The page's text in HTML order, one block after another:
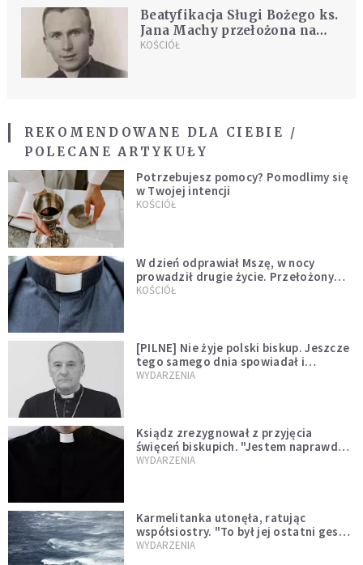
Beatyfikacja Sługi Bożego ks.
Jana Machy przełożona na
2021 rok
KOŚCIÓŁ
REKOMENDOWANE DLA CIEBIE /
POLECANE ARTYKUŁY
Potrzebujesz pomocy? Pomodlimy się
w Twojej intencji
KOŚCIÓŁ
W dzień odprawiał Mszę, w nocy
prowadził drugie życie. Przełożony
kazał mu opuścić zakon
KOŚCIÓŁ
[PILNE] Nie żyje polski biskup. Jeszcze
tego samego dnia spowiadał i
sprawował Mszę świętą
WYDARZENIA
Ksiądz zrezygnował z przyjęcia
święceń biskupich. "Jestem naprawdę
niegodny"
WYDARZENIA
Karmelitanka utonęła, ratując
współsiostry. "To był jej ostatni gest
miłości"
WYDARZENIA